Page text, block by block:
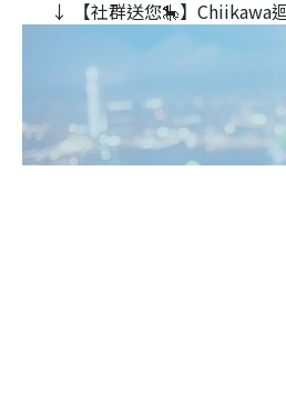
↓ 【社群送您🎠】Chiikawa